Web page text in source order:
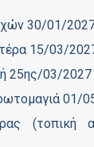
30/01/
15/03/
25ης/03/2027
01/
(τοπική